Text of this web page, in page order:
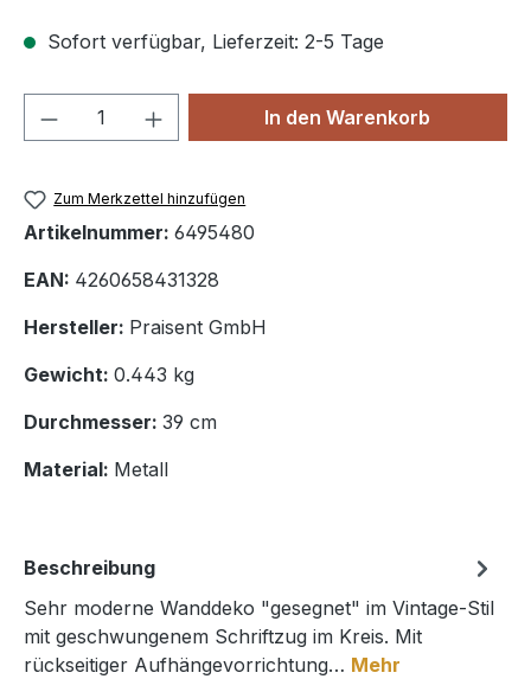
Sofort verfügbar, Lieferzeit: 2-5 Tage
Produkt Anzahl: Gib denIn den Warenkorb
Zum Merkzettel hinzufügen
Artikelnummer: 6495480
EAN: 4260658431328
Hersteller: Praisent GmbH
Gewicht: 0.443 kg
Durchmesser: 39 cm
Material: Metall
Beschreibung
Sehr moderne Wanddeko "gesegnet" im Vintage-Stil
mit geschwungenem Schriftzug im Kreis. Mit
rückseitiger Aufhängevorrichtung… Mehr